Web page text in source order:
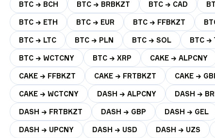
BTC → BCH BTC → BRBKZT BTC → CAD
BTC → ETH BTC → EUR BTC → FFBKZT
BTC → LTC BTC → PLN BTC → SOL BTC →
BTC → WCTCNY BTC → XRP CAKE → ALPCNY
CAKE → FFBKZT CAKE → FRTBKZT CAKE →
CAKE → WCTCNY DASH → ALPCNY DASH →
DASH → FRTBKZT DASH → GBP DASH → GEL
DASH → UPCNY DASH → USD DASH → UZS